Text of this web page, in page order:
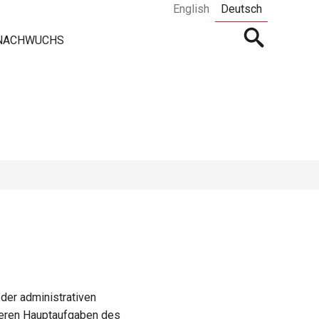
English Deutsch
Open
searchbar
administrativen
Hauptaufgaben des